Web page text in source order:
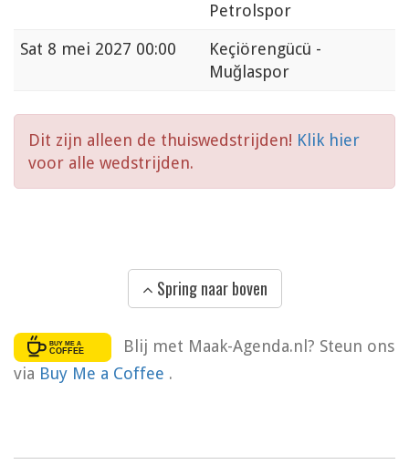
Petrolspor
Sat 8 mei 2027 00:00
Keçiörengücü -
Muğlaspor
Dit zijn alleen de thuiswedstrijden! Klik hier
voor alle wedstrijden.
Spring naar boven
Blij met Maak-Agenda.nl? Steun ons
via Buy Me a Coffee .